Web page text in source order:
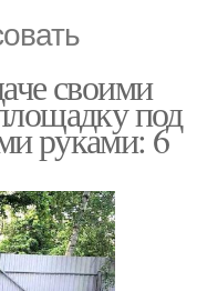
своими
под
руками: 6